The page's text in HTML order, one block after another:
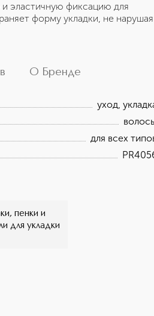
эластичную фиксацию для
форму укладки, не нарушая
О Бренде
уход,
для всех
пенки и
для укладки